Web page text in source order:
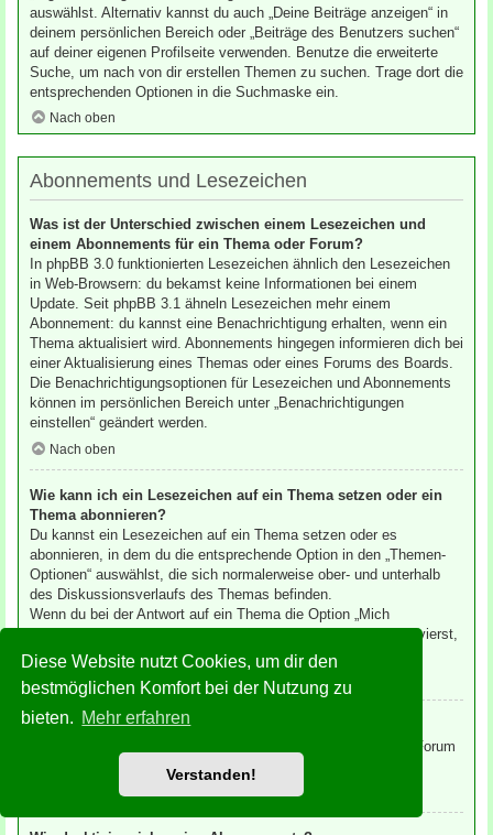
Diese Website nutzt Cookies, um dir den
bestmöglichen Komfort bei der Nutzung zu
bieten. Mehr erfahren
Verstanden!
auswählst. Alternativ kannst du auch „Deine Beiträge anzeigen“ in
deinem persönlichen Bereich oder „Beiträge des Benutzers suchen“
auf deiner eigenen Profilseite verwenden. Benutze die erweiterte
Suche, um nach von dir erstellen Themen zu suchen. Trage dort die
entsprechenden Optionen in die Suchmaske ein.
Nach oben
Abonnements und Lesezeichen
Was ist der Unterschied zwischen einem Lesezeichen und
einem Abonnements für ein Thema oder Forum?
In phpBB 3.0 funktionierten Lesezeichen ähnlich den Lesezeichen
in Web-Browsern: du bekamst keine Informationen bei einem
Update. Seit phpBB 3.1 ähneln Lesezeichen mehr einem
Abonnement: du kannst eine Benachrichtigung erhalten, wenn ein
Thema aktualisiert wird. Abonnements hingegen informieren dich bei
einer Aktualisierung eines Themas oder eines Forums des Boards.
Die Benachrichtigungsoptionen für Lesezeichen und Abonnements
können im persönlichen Bereich unter „Benachrichtigungen
einstellen“ geändert werden.
Nach oben
Wie kann ich ein Lesezeichen auf ein Thema setzen oder ein
Thema abonnieren?
Du kannst ein Lesezeichen auf ein Thema setzen oder es
abonnieren, in dem du die entsprechende Option in den „Themen-
Optionen“ auswählst, die sich normalerweise ober- und unterhalb
des Diskussionsverlaufs des Themas befinden.
Wenn du bei der Antwort auf ein Thema die Option „Mich
benachrichtigen, sobald eine Antwort geschrieben wurde“ aktivierst,
wird das Thema ebenfalls für dich abonniert.
Nach oben
Wie kann ich ein Forum abonnieren?
Um ein Forum zu abonnieren, verwende im Forum den Link „Forum
abonnieren“, der sich meist am Ende der Seite befindet.